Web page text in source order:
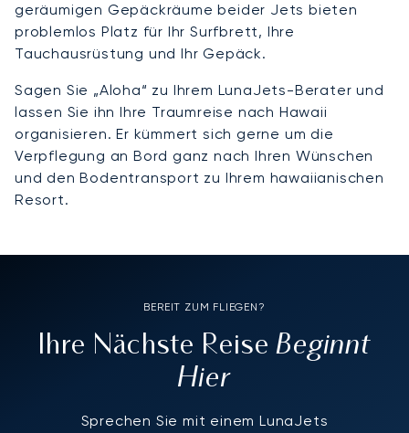
geräumigen Gepäckräume beider Jets bieten
problemlos Platz für Ihr Surfbrett, Ihre
Tauchausrüstung und Ihr Gepäck.
Sagen Sie „Aloha“ zu Ihrem LunaJets-Berater und
lassen Sie ihn Ihre Traumreise nach Hawaii
organisieren. Er kümmert sich gerne um die
Verpflegung an Bord ganz nach Ihren Wünschen
und den Bodentransport zu Ihrem hawaiianischen
Resort.
BEREIT ZUM FLIEGEN?
Ihre Nächste ReiseBeginnt
Hier
Sprechen Sie mit einem LunaJets